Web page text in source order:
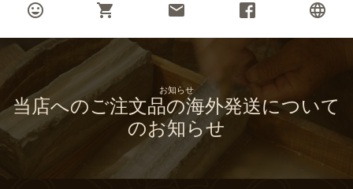
   
お知らせ
当店へのご注文品の海外発送について
のお知らせ